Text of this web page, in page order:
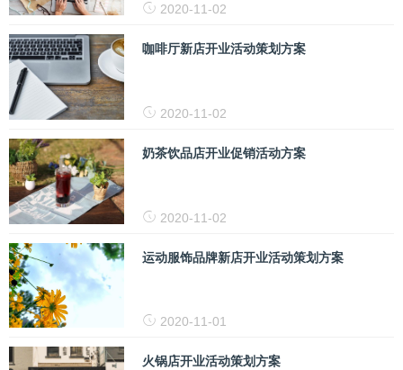
2020-11-02
咖啡厅新店开业活动策划方案
2020-11-02
奶茶饮品店开业促销活动方案
2020-11-02
运动服饰品牌新店开业活动策划方案
2020-11-01
火锅店开业活动策划方案